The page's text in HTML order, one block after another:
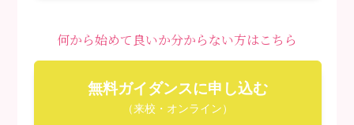
何から始めて良いか分からない方はこちら
無料ガイダンスに申し込む
（来校・オンライン）